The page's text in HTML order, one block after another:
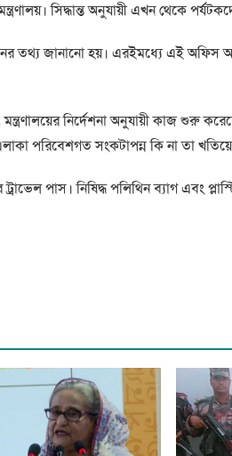
সিদ্ধান্ত অনুযায়ী এখন থেকে
তথ্য জানানো হয়। এরইমধ্যে এই অফিস
নির্দেশনা অনুযায়ী কাজ শুরু
এলাকা পরিবেশগত সংকটাপন্ন কি না তা
পাস। নিষিদ্ধ পলিথিন ব্যাগ এবং